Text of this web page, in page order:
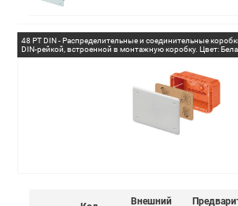
48 PT DIN - Распределительные и соединительные
DIN-рейкой, встроенной в монтажную коробку. Цвет:
Внешний